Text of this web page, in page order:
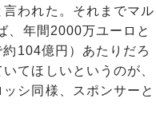
われた。それまでマル
、年間2000万ユーロと
104億円）あたりだろ
てほしいというのが、
シ同様、スポンサーと